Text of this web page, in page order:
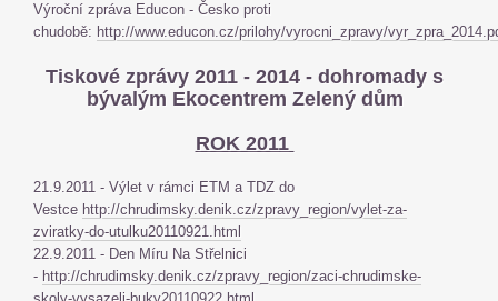
Výroční zpráva Educon - Česko proti
chudobě: http://www.educon.cz/prilohy/vyrocni_zpravy/
Tiskové zprávy 2011 - 2014 - dohromady s
bývalým Ekocentrem Zelený dům
ROK 2011
21.9.2011 - Výlet v rámci ETM a TDZ do
Vestce http://chrudimsky.denik.cz/zpravy_region/vylet-za-
zviratky-do-utulku20110921.html
22.9.2011 - Den Míru Na Střelnici
- http://chrudimsky.denik.cz/zpravy_region/zaci-chrudimske-